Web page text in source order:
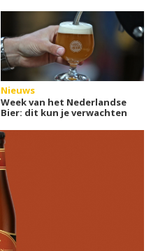
Nieuws
Week van het Nederlandse
Bier: dit kun je verwachten